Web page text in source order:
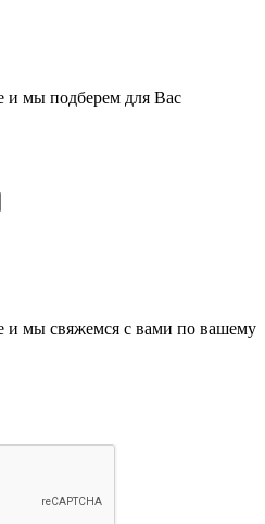
и мы подберем для Вас
и мы свяжемся с вами по вашему